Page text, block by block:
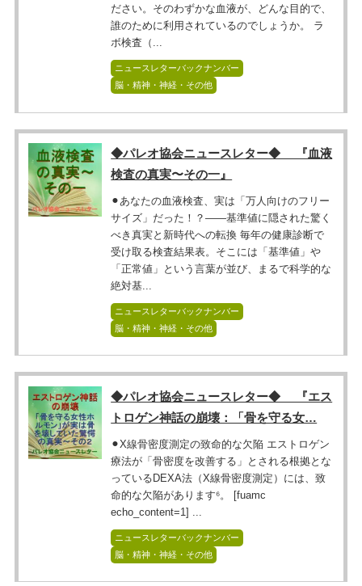
ださい。そのわずかな血液が、どんな目的で、
誰のために利用されているのでしょうか。 ラ
ボ検査（...
ニュースレターバックナンバー
脳・精神・神経・その他
◆パレオ協会ニュースレター◆ 『血液
検査の真実〜その一』
⚫︎あなたの血液検査、実は「万人向けのフリー
サイズ」だった！？――基準値に隠された驚く
べき真実と新時代への転換 毎年の健康診断で
受け取る検査結果表。そこには「基準値」や
「正常値」という言葉が並び、まるで科学的な
絶対基...
ニュースレターバックナンバー
脳・精神・神経・その他
◆パレオ協会ニュースレター◆ 『エス
トロゲン神話の崩壊：「骨を守る女…
⚫︎X線骨密度測定の致命的な欠陥 エストロゲン
療法が「骨密度を改善する」とされる根拠とな
っているDEXA法（X線骨密度測定）には、致
命的な欠陥があります⁶。 [fuamc
echo_content=1] ...
ニュースレターバックナンバー
脳・精神・神経・その他